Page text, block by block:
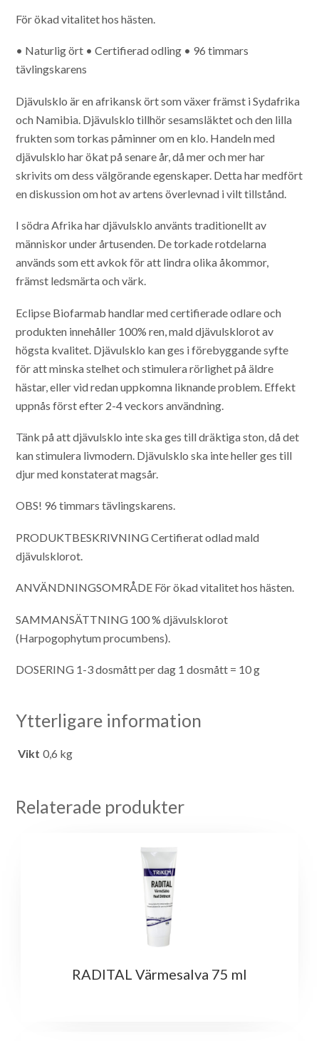
För ökad vitalitet hos hästen.
• Naturlig ört • Certifierad odling • 96 timmars
tävlingskarens
Djävulsklo är en afrikansk ört som växer främst i Sydafrika
och Namibia. Djävulsklo tillhör sesamsläktet och den lilla
frukten som torkas påminner om en klo. Handeln med
djävulsklo har ökat på senare år, då mer och mer har
skrivits om dess välgörande egenskaper. Detta har medfört
en diskussion om hot av artens överlevnad i vilt tillstånd.
I södra Afrika har djävulsklo använts traditionellt av
människor under årtusenden. De torkade rotdelarna
används som ett avkok för att lindra olika åkommor,
främst ledsmärta och värk.
Eclipse Biofarmab handlar med certifierade odlare och
produkten innehåller 100% ren, mald djävulsklorot av
högsta kvalitet. Djävulsklo kan ges i förebyggande syfte
för att minska stelhet och stimulera rörlighet på äldre
hästar, eller vid redan uppkomna liknande problem. Effekt
uppnås först efter 2-4 veckors användning.
Tänk på att djävulsklo inte ska ges till dräktiga ston, då det
kan stimulera livmodern. Djävulsklo ska inte heller ges till
djur med konstaterat magsår.
OBS! 96 timmars tävlingskarens.
PRODUKTBESKRIVNINGCertifierat odlad mald
djävulsklorot.
ANVÄNDNINGSOMRÅDE För ökad vitalitet hos hästen.
SAMMANSÄTTNING 100 % djävulsklorot
(Harpogophytum procumbens).
DOSERING 1-3 dosmått per dag 1 dosmått = 10 g
Ytterligare information
Vikt 0,6 kg
Relaterade produkter
RADITAL Värmesalva 75 ml